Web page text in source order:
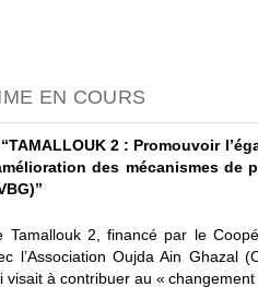
EN COURS
2 : Promouvoir
des mécanismes
Tamallouk 2, financé par le
l’Association Oujda Ain Ghazal
visait à contribuer au «